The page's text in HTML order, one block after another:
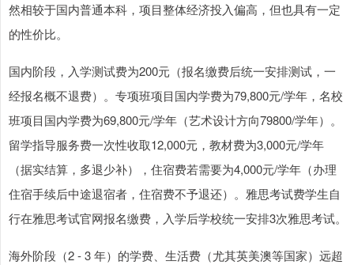
然相较于国内普通本科，项目整体经济投入偏高，但也具有一定
的性价比。
国内阶段，入学测试费为200元（报名缴费后统一安排测试，一
经报名概不退费）。专项班项目国内学费为79,800元/学年，名校
班项目国内学费为69,800元/学年（艺术设计方向79800/学年）。
留学指导服务费一次性收取12,000元，教材费为3,000元/学年
（据实结算，多退少补），住宿费若需要为4,000元/学年（办理
住宿手续后中途退宿者，住宿费不予退还）。雅思考试费学生自
行在雅思考试官网报名缴费，入学后学校统一安排3次雅思考试。
海外阶段（2 - 3 年）的学费、生活费（尤其英美澳等国家）远超